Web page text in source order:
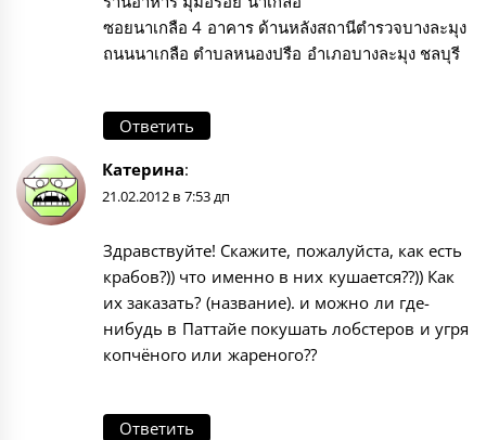
ซอยนาเกลือ 4 อาคาร ด้านหลังสถานีตำรวจบางละมุง
ถนนนาเกลือ ตำบลหนองปรือ อำเภอบางละมุง ชลบุรี
Ответить
Катерина:
21.02.2012 в 7:53 дп
Здравствуйте! Скажите, пожалуйста, как есть
крабов?)) что именно в них кушается??)) Как
их заказать? (название). и можно ли где-
нибудь в Паттайе покушать лобстеров и угря
копчёного или жареного??
Ответить